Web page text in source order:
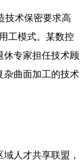
技术保密要求高
工模式。某数控
休专家担任技术顾
杂曲面加工的技术
人才共享联盟，